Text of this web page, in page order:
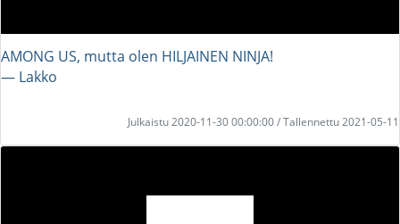
AMONG US, mutta olen HILJAINEN NINJA!
― Lakko
Julkaistu 2020-11-30 00:00:00 / Tallennettu 2021-05-11